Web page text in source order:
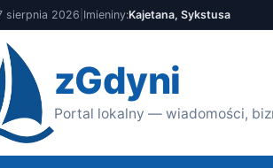
sierpnia 2026 Imieniny:Kajetana, Sykstusa
zGdyni
Portal lokalny — wiadomości,